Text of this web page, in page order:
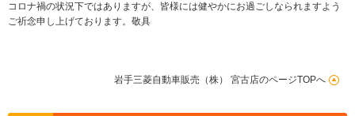
コロナ禍の状況下ではありますが、皆様には健やかにお過ごしなられますよう
ご祈念申し上げております。敬具
岩手三菱自動車販売（株） 宮古店のページTOPへ